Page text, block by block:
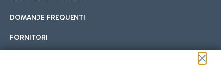
DOMANDE FREQUENTI
FORNITORI